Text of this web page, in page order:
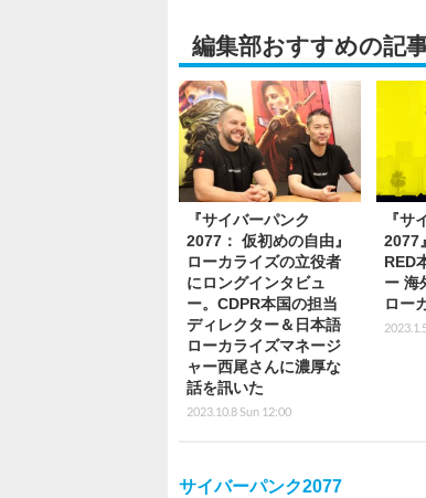
編集部おすすめの記
『サイバーパンク
2077： 仮初めの自由』
ローカライズの立役者
にロングインタビュ
ー。CDPR本国の担当
ディレクター＆日本語
ローカライズマネージ
ャー西尾さんに濃厚な
話を訊いた
2023.10.8 Sun 12:00
『サ
2077
RED
ー 海
ロー
サイバーパンク2077